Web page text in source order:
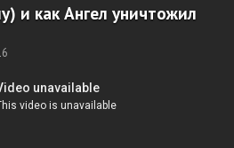
и как Ангел уничтожил